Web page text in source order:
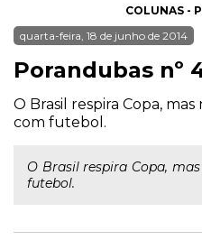
COLUNAS -
quarta-feira, 18 de junho de 2014
Porandubas nº
O Brasil respira Copa,
com futebol.
O Brasil respira Copa,
futebol.